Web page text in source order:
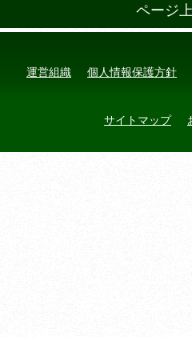
ページ
運営組織 個人情報保護方針
サイトマップ